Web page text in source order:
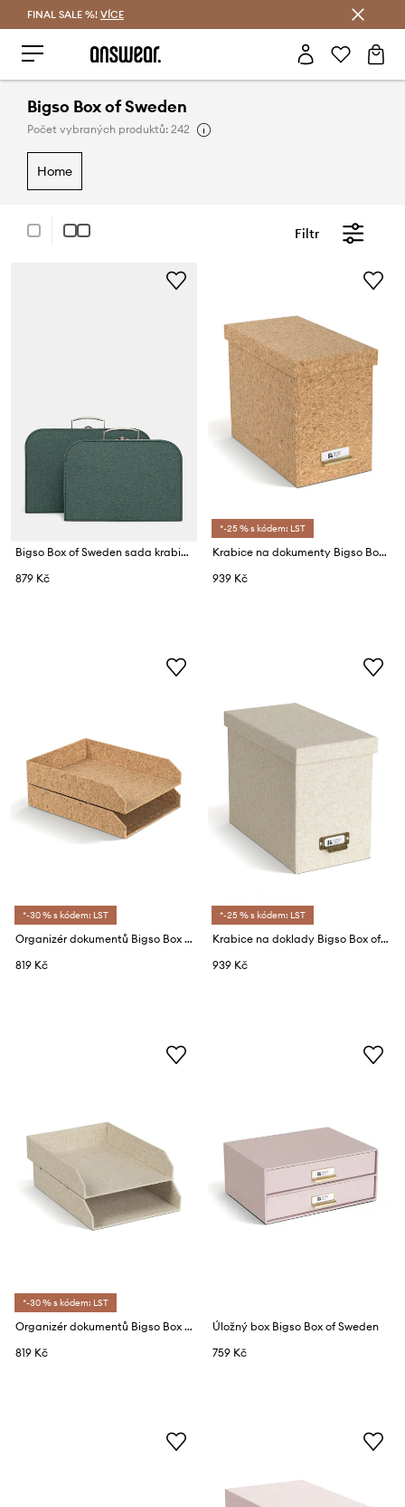
FINAL SALE %! VÍCE
Bigso Box of Sweden
Počet vybraných produktů: 242
home
Filtr
Bigso Box of Sweden sada krabic na skladování
879 Kč
*-25 % s kódem: LST
Krabice na dokumenty Bigso Box of Sweden Johan 18,5 x 35 x 26,5 cm
939 Kč
*-30 % s kódem: LST
Organizér dokumentů Bigso Box of Sweden Hakan 23 x 31 x 6 cm 2-pack
819 Kč
*-25 % s kódem: LST
Krabice na doklady Bigso Box of Sweden Johan 18,5 x 35 x 27 cm
939 Kč
*-30 % s kódem: LST
Organizér dokumentů Bigso Box of Sweden Hakan 23 x 31 x 6 cm 2-pack
819 Kč
Úložný box Bigso Box of Sweden
759 Kč